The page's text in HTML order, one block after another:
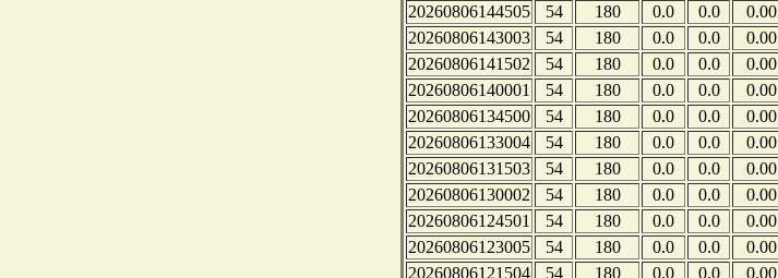
20260806144505
54 180 0.0 0.0 0.00
20260806143003
54 180 0.0 0.0 0.00
20260806141502
54 180 0.0 0.0 0.00
20260806140001
54 180 0.0 0.0 0.00
20260806134500
54 180 0.0 0.0 0.00
20260806133004
54 180 0.0 0.0 0.00
20260806131503
54 180 0.0 0.0 0.00
20260806130002
54 180 0.0 0.0 0.00
20260806124501
54 180 0.0 0.0 0.00
20260806123005
54 180 0.0 0.0 0.00
20260806121504
54 180 0.0 0.0 0.00